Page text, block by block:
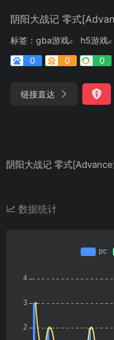
阴阳大战记 零式
标签： gba游戏 h5游戏
0
0 0
链接直达
阴阳大战记 零式
数据统计